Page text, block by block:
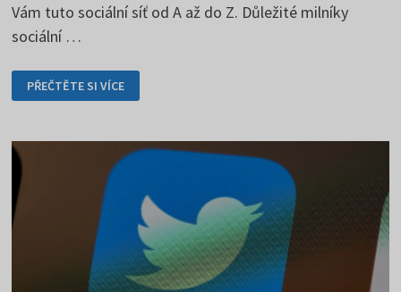
Vám tuto sociální síť od A až do Z. Důležité milníky
sociální …
TUMBLR
–
POZNEJTE
V
PŘEČTĚTE SI VÍCE